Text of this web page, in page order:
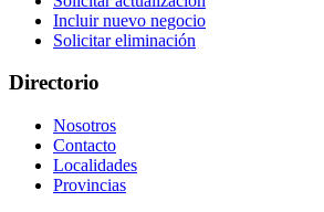
Incluir nuevo negocio
Solicitar eliminación
Directorio
Nosotros
Contacto
Localidades
Provincias